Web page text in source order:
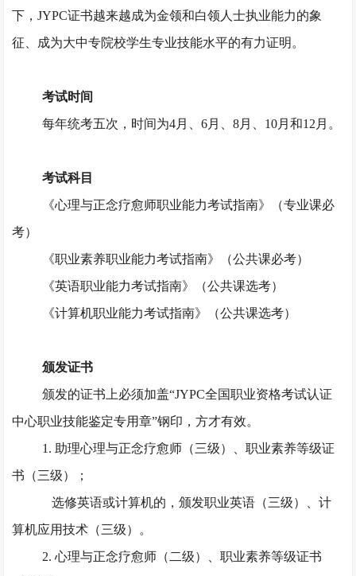
下，JYPC证书越来越成为金领和白领人士执业能力的象
征、成为大中专院校学生专业技能水平的有力证明。
考试时间
每年统考五次，时间为4月、6月、8月、10月和12月。
考试科目
《心理与正念疗愈师职业能力考试指南》（专业课必
考）
《职业素养职业能力考试指南》（公共课必考）
《英语职业能力考试指南》（公共课选考）
《计算机职业能力考试指南》（公共课选考）
颁发证书
颁发的证书上必须加盖“JYPC全国职业资格考试认证
中心职业技能鉴定专用章”钢印，方才有效。
1. 助理心理与正念疗愈师（三级）、职业素养等级证
书（三级）；
选修英语或计算机的，颁发职业英语（三级）、计
算机应用技术（三级）。
2. 心理与正念疗愈师（二级）、职业素养等级证书